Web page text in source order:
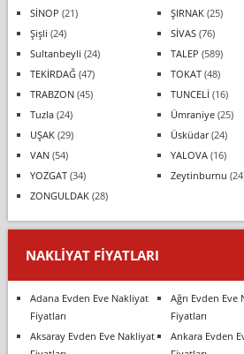
SİNOP (21) ŞIRNAK(25)
Şişli (24) SİVAS(76)
Sultanbeyli (24) TALEP (589)
TEKİRDAĞ(47) TOKAT(48)
TRABZON(45) TUNCELİ (16)
Tuzla(24) Ümraniye(25)
UŞAK(29) Üsküdar(24)
VAN(54) YALOVA(16)
YOZGAT(34) Zeytinburnu
ZONGULDAK(28)
NAKLIYAT FIYATLARI
Adana Evden Eve Nakliyat
Fiyatları
Ağrı Evden Eve
Fiyatları
Aksaray Evden Eve Nakliyat
Ankara Evden